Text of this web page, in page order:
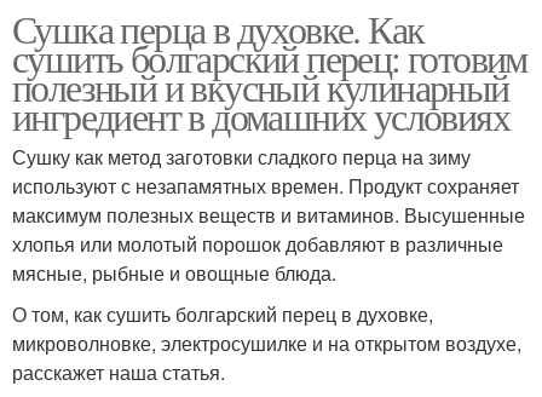
Сушка перца в духовке. Как
сушить болгарский перец: готовим
полезный и вкусный кулинарный
ингредиент в домашних условиях
Сушку как метод заготовки сладкого перца на зиму
используют с незапамятных времен. Продукт сохраняет
максимум полезных веществ и витаминов. Высушенные
хлопья или молотый порошок добавляют в различные
мясные, рыбные и овощные блюда.
О том, как сушить болгарский перец в духовке,
микроволновке, электросушилке и на открытом воздухе,
расскажет наша статья.